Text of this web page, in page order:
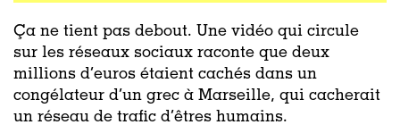
Ça ne tient pas debout. Une vidéo qui circule
sur les réseaux sociaux raconte que deux
millions d’euros étaient cachés dans un
congélateur d’un grec à Marseille, qui cacherait
un réseau de trafic d’êtres humains.